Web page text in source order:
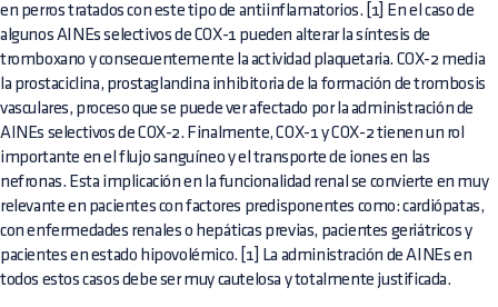
en perros tratados con este tipo de antiinflamatorios. [1] En el caso de
algunos AINEs selectivos de COX-1 pueden alterar la síntesis de
tromboxano y consecuentemente la actividad plaquetaria. COX-2 media
la prostaciclina, prostaglandina inhibitoria de la formación de trombosis
vasculares, proceso que se puede ver afectado por la administración de
AINEs selectivos de COX-2. Finalmente, COX-1 y COX-2 tienen un rol
importante en el flujo sanguíneo y el transporte de iones en las
nefronas. Esta implicación en la funcionalidad renal se convierte en muy
relevante en pacientes con factores predisponentes como: cardiópatas,
con enfermedades renales o hepáticas previas, pacientes geriátricos y
pacientes en estado hipovolémico. [1] La administración de AINEs en
todos estos casos debe ser muy cautelosa y totalmente justificada.